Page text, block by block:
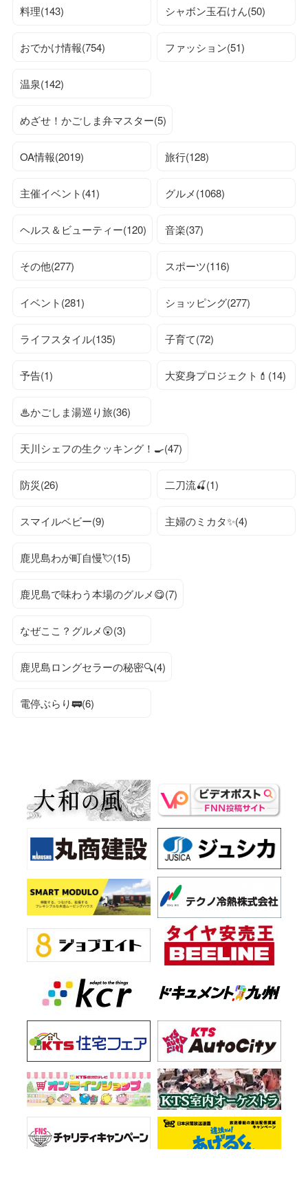
料理(143) シャボン玉石けん(50)
おでかけ情報(754) ファッション(51)
温泉(142)
めざせ！かごしま弁マスター(5)
OA情報(2019) 旅行(128)
主催イベント(41) グルメ(1068)
ヘルス＆ビューティー(120) 音楽(37)
その他(277) スポーツ(116)
イベント(281) ショッピング(277)
ライフスタイル(135) 子育て(72)
予告(1) 大変身プロジェクト💄(14)
♨かごしま湯巡り旅(36)
天川シェフの生クッキング！🍳(47)
防災(26) 二刀流🍒(1)
スマイルベビー(9) 主婦のミカタ✨(4)
鹿児島わが町自慢💘(15)
鹿児島で味わう本場のグルメ😋(7)
なぜここ？グルメ😲(3)
鹿児島ロングセラーの秘密🔍(4)
電停ぶらり🚃(6)